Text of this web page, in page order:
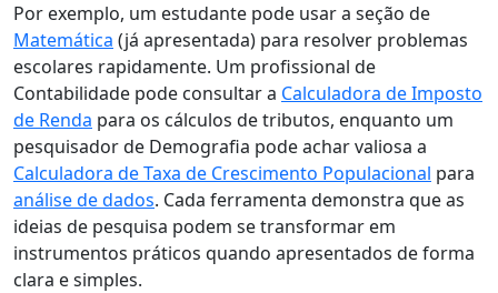
Por exemplo, um estudante pode usar a seção de
Matemática (já apresentada) para resolver problemas
escolares rapidamente. Um profissional de
Contabilidade pode consultar a Calculadora de Imposto
de Renda para os cálculos de tributos, enquanto um
pesquisador de Demografia pode achar valiosa a
Calculadora de Taxa de Crescimento Populacional para
análise de dados. Cada ferramenta demonstra que as
ideias de pesquisa podem se transformar em
instrumentos práticos quando apresentados de forma
clara e simples.